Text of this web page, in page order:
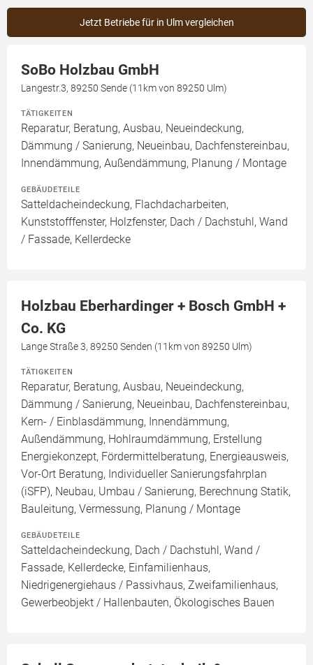
Jetzt Betriebe für in Ulm vergleichen
SoBo Holzbau GmbH
Langestr.3, 89250 Sende (11km von 89250 Ulm)
TÄTIGKEITEN
Reparatur, Beratung, Ausbau, Neueindeckung,
Dämmung / Sanierung, Neueinbau, Dachfenstereinbau,
Innendämmung, Außendämmung, Planung / Montage
GEBÄUDETEILE
Satteldacheindeckung, Flachdacharbeiten,
Kunststofffenster, Holzfenster, Dach / Dachstuhl, Wand
/ Fassade, Kellerdecke
Holzbau Eberhardinger + Bosch GmbH +
Co. KG
Lange Straße 3, 89250 Senden (11km von 89250 Ulm)
TÄTIGKEITEN
Reparatur, Beratung, Ausbau, Neueindeckung,
Dämmung / Sanierung, Neueinbau, Dachfenstereinbau,
Kern- / Einblasdämmung, Innendämmung,
Außendämmung, Hohlraumdämmung, Erstellung
Energiekonzept, Fördermittelberatung, Energieausweis,
Vor-Ort Beratung, Individueller Sanierungsfahrplan
(iSFP), Neubau, Umbau / Sanierung, Berechnung Statik,
Bauleitung, Vermessung, Planung / Montage
GEBÄUDETEILE
Satteldacheindeckung, Dach / Dachstuhl, Wand /
Fassade, Kellerdecke, Einfamilienhaus,
Niedrigenergiehaus / Passivhaus, Zweifamilienhaus,
Gewerbeobjekt / Hallenbauten, Ökologisches Bauen